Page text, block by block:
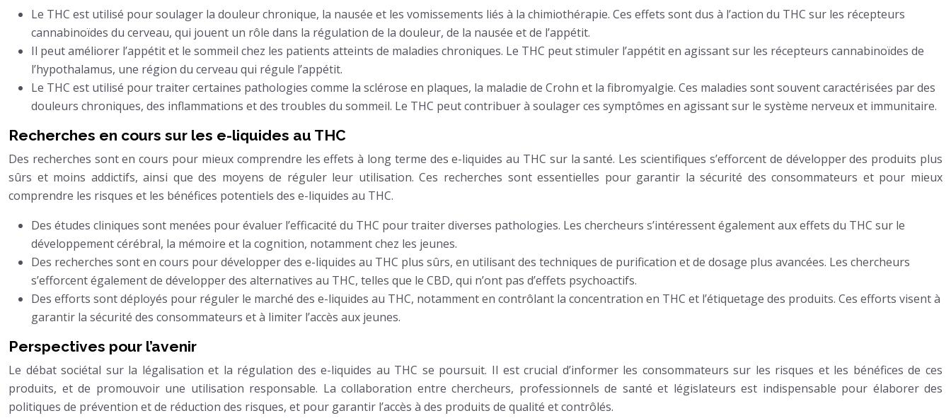
Le THC est utilisé pour soulager la douleur chronique, la nausée et les vomissements liés à la chimiothérapie. Ces effets sont dus à l’action du THC sur les récepteurs
cannabinoïdes du cerveau, qui jouent un rôle dans la régulation de la douleur, de la nausée et de l’appétit.
Il peut améliorer l’appétit et le sommeil chez les patients atteints de maladies chroniques. Le THC peut stimuler l’appétit en agissant sur les récepteurs cannabinoïdes de
l’hypothalamus, une région du cerveau qui régule l’appétit.
Le THC est utilisé pour traiter certaines pathologies comme la sclérose en plaques, la maladie de Crohn et la fibromyalgie. Ces maladies sont souvent caractérisées par des
douleurs chroniques, des inflammations et des troubles du sommeil. Le THC peut contribuer à soulager ces symptômes en agissant sur le système nerveux et immunitaire.
Recherches en cours sur les e-liquides au THC
Des recherches sont en cours pour mieux comprendre les effets à long terme des e-liquides au THC sur la santé. Les scientifiques s’efforcent de développer des produits plus
sûrs et moins addictifs, ainsi que des moyens de réguler leur utilisation. Ces recherches sont essentielles pour garantir la sécurité des consommateurs et pour mieux
comprendre les risques et les bénéfices potentiels des e-liquides au THC.
Des études cliniques sont menées pour évaluer l’efficacité du THC pour traiter diverses pathologies. Les chercheurs s’intéressent également aux effets du THC sur le
développement cérébral, la mémoire et la cognition, notamment chez les jeunes.
Des recherches sont en cours pour développer des e-liquides au THC plus sûrs, en utilisant des techniques de purification et de dosage plus avancées. Les chercheurs
s’efforcent également de développer des alternatives au THC, telles que le CBD, qui n’ont pas d’effets psychoactifs.
Des efforts sont déployés pour réguler le marché des e-liquides au THC, notamment en contrôlant la concentration en THC et l’étiquetage des produits. Ces efforts visent à
garantir la sécurité des consommateurs et à limiter l’accès aux jeunes.
Perspectives pour l’avenir
Le débat sociétal sur la légalisation et la régulation des e-liquides au THC se poursuit. Il est crucial d’informer les consommateurs sur les risques et les bénéfices de ces
produits, et de promouvoir une utilisation responsable. La collaboration entre chercheurs, professionnels de santé et législateurs est indispensable pour élaborer des
politiques de prévention et de réduction des risques, et pour garantir l’accès à des produits de qualité et contrôlés.